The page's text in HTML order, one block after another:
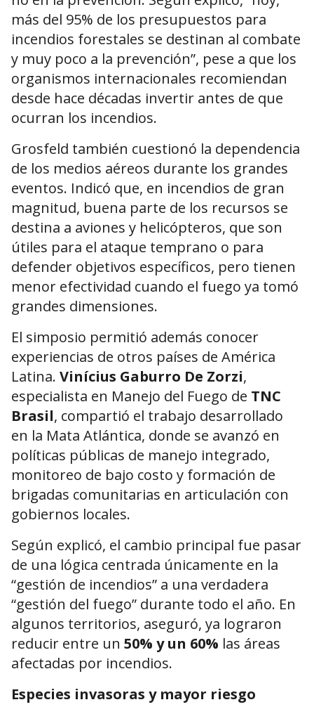
más del 95% de los presupuestos para
incendios forestales se destinan al combate
y muy poco a la prevención”, pese a que los
organismos internacionales recomiendan
desde hace décadas invertir antes de que
ocurran los incendios.
Grosfeld también cuestionó la dependencia
de los medios aéreos durante los grandes
eventos. Indicó que, en incendios de gran
magnitud, buena parte de los recursos se
destina a aviones y helicópteros, que son
útiles para el ataque temprano o para
defender objetivos específicos, pero tienen
menor efectividad cuando el fuego ya tomó
grandes dimensiones.
El simposio permitió además conocer
experiencias de otros países de América
Latina. Vinícius Gaburro De Zorzi,
especialista en Manejo del Fuego de TNC
Brasil, compartió el trabajo desarrollado
en la Mata Atlántica, donde se avanzó en
políticas públicas de manejo integrado,
monitoreo de bajo costo y formación de
brigadas comunitarias en articulación con
gobiernos locales.
Según explicó, el cambio principal fue pasar
de una lógica centrada únicamente en la
“gestión de incendios” a una verdadera
“gestión del fuego” durante todo el año. En
algunos territorios, aseguró, ya lograron
reducir entre un 50% y un 60% las áreas
afectadas por incendios.
Especies invasoras y mayor riesgo